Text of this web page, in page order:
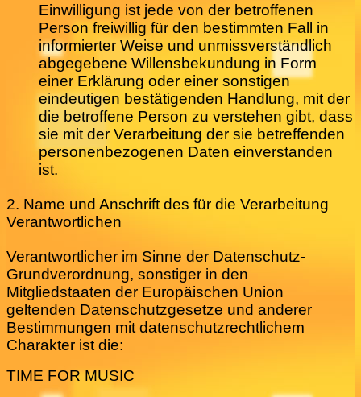
Einwilligung ist jede von der betroffenen
Person freiwillig für den bestimmten Fall in
informierter Weise und unmissverständlich
abgegebene Willensbekundung in Form
einer Erklärung oder einer sonstigen
eindeutigen bestätigenden Handlung, mit der
die betroffene Person zu verstehen gibt, dass
sie mit der Verarbeitung der sie betreffenden
personenbezogenen Daten einverstanden
ist.
2. Name und Anschrift des für die Verarbeitung
Verantwortlichen
Verantwortlicher im Sinne der Datenschutz-
Grundverordnung, sonstiger in den
Mitgliedstaaten der Europäischen Union
geltenden Datenschutzgesetze und anderer
Bestimmungen mit datenschutzrechtlichem
Charakter ist die:
TIME FOR MUSIC